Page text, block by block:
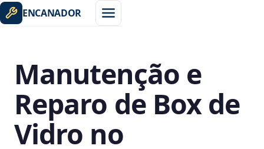
ENCANADOR
Manutenção e
Reparo de Box de
Vidro no